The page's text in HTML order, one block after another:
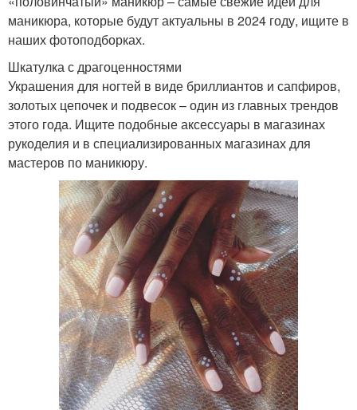
маникюра, которые будут актуальны в 2024 году, ищите в
наших фотоподборках.
Шкатулка с драгоценностями
Украшения для ногтей в виде бриллиантов и сапфиров,
золотых цепочек и подвесок – один из главных трендов
этого года. Ищите подобные аксессуары в магазинах
рукоделия и в специализированных магазинах для
мастеров по маникюру.